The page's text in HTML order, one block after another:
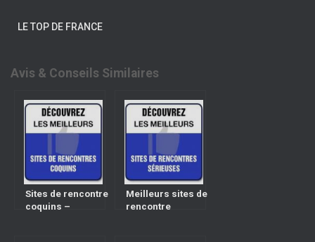
LE TOP DE FRANCE
Avis & Conseils Similaires
Sites de rencontre
coquins –
Meilleurs sites de
rencontre